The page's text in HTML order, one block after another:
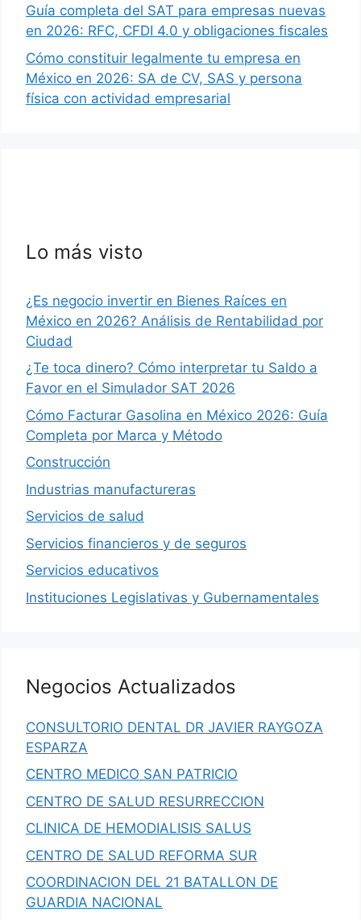
Guía completa del SAT para empresas nuevas
en 2026: RFC, CFDI 4.0 y obligaciones fiscales
Cómo constituir legalmente tu empresa en
México en 2026: SA de CV, SAS y persona
física con actividad empresarial
Lo más visto
¿Es negocio invertir en Bienes Raíces en
México en 2026? Análisis de Rentabilidad por
Ciudad
¿Te toca dinero? Cómo interpretar tu Saldo a
Favor en el Simulador SAT 2026
Cómo Facturar Gasolina en México 2026: Guía
Completa por Marca y Método
Construcción
Industrias manufactureras
Servicios de salud
Servicios financieros y de seguros
Servicios educativos
Instituciones Legislativas y Gubernamentales
Negocios Actualizados
CONSULTORIO DENTAL DR JAVIER RAYGOZA
ESPARZA
CENTRO MEDICO SAN PATRICIO
CENTRO DE SALUD RESURRECCION
CLINICA DE HEMODIALISIS SALUS
CENTRO DE SALUD REFORMA SUR
COORDINACION DEL 21 BATALLON DE
GUARDIA NACIONAL